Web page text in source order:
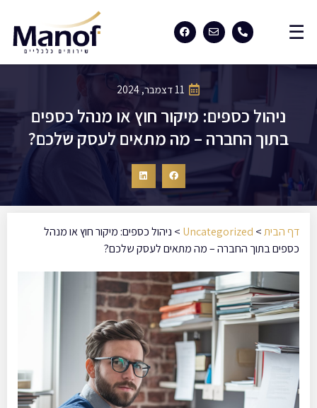
11 דצמבר, 2024
ניהול כספים: מיקור חוץ או מנהל כספים
בתוך החברה – מה מתאים לעסק שלכם?
דף הבית>
Uncategorized
> ניהול כספים: מיקור חוץ או מנהל
כספים בתוך החברה – מה מתאים לעסק שלכם?